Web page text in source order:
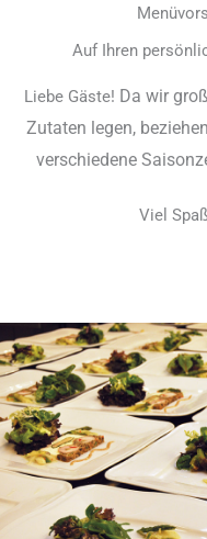
Auf Ihren
Liebe Gäste! Da wir
Zutaten legen,
verschiedene
Viel